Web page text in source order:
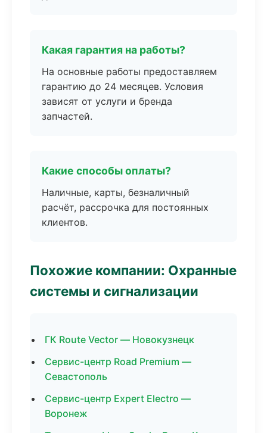
Какая гарантия на работы?
На основные работы предоставляем
гарантию до 24 месяцев. Условия
зависят от услуги и бренда
запчастей.
Какие способы оплаты?
Наличные, карты, безналичный
расчёт, рассрочка для постоянных
клиентов.
Похожие компании: Охранные
системы и сигнализации
ГК Route Vector — Новокузнецк
Сервис-центр Road Premium —
Севастополь
Сервис-центр Expert Electro —
Воронеж